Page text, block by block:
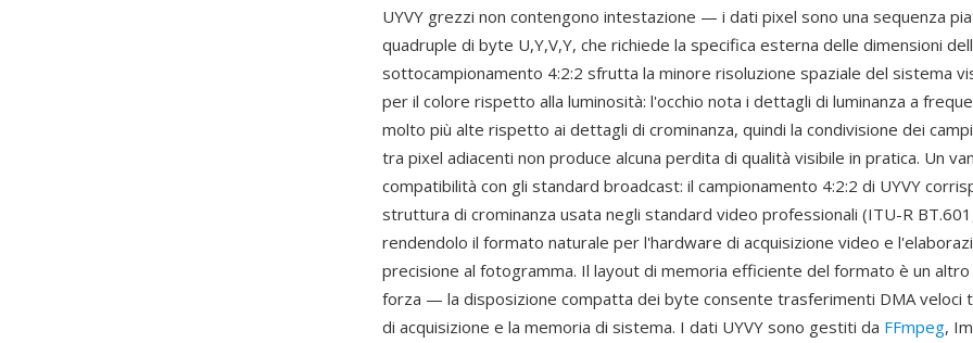
UYVY grezzi non contengono intestazione — i dati pixel sono una sequenza
quadruple di byte U,Y,V,Y, che richiede la specifica esterna delle dimensioni
sottocampionamento 4:2:2 sfrutta la minore risoluzione spaziale del sistema
per il colore rispetto alla luminosità: l'occhio nota i dettagli di luminanza a
molto più alte rispetto ai dettagli di crominanza, quindi la condivisione dei
tra pixel adiacenti non produce alcuna perdita di qualità visibile in pratica. Un
compatibilità con gli standard broadcast: il campionamento 4:2:2 di UYVY
struttura di crominanza usata negli standard video professionali (ITU-R
rendendolo il formato naturale per l'hardware di acquisizione video e
precisione al fotogramma. Il layout di memoria efficiente del formato è un
forza — la disposizione compatta dei byte consente trasferimenti DMA veloci
di acquisizione e la memoria di sistema. I dati UYVY sono gestiti da FFmpeg,